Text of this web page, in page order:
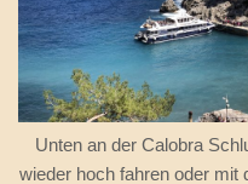
Unten an der Calobra
wieder hoch fahren oder mit